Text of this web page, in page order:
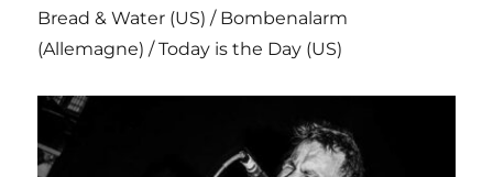
Bread & Water (US) / Bombenalarm
(Allemagne) / Today is the Day (US)